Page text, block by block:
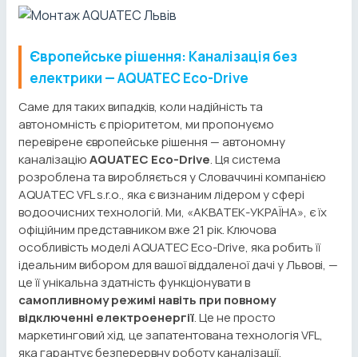
Європейське рішення: Каналізація без
електрики — AQUATEC Eco-Drive
Саме для таких випадків, коли надійність та
автономність є пріоритетом, ми пропонуємо
перевірене європейське рішення — автономну
каналізаціюAQUATEC Eco-Drive. Ця система
розроблена та виробляється у Словаччині компанією
AQUATEC VFL s.r.o., яка є визнаним лідером у сфері
водоочисних технологій. Ми, «АКВАТЕК-УКРАЇНА», є їх
офіційним представником вже 21 рік. Ключова
особливість моделі AQUATEC Eco-Drive, яка робить її
ідеальним вибором для вашої віддаленої дачі у Львові, —
це її унікальна здатність функціонувати в
самопливному режимі навіть при повному
відключенні електроенергії. Це не просто
маркетинговий хід, це запатентована технологія VFL,
яка гарантує безперервну роботу каналізації,